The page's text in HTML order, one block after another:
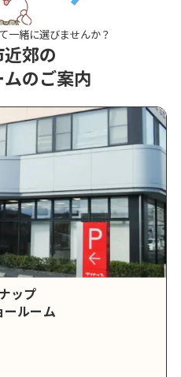
一緒に選びませんか？
郊の
のご案内
ップ
ールーム